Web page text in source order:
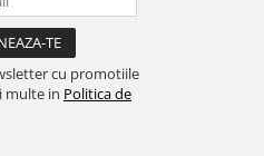
cu promotiile
multe in Politica de